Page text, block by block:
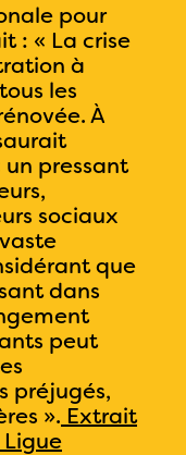
pour
: « La crise
à
les
À
un pressant
sociaux
que
dans
peut
préjugés,
». Extrait